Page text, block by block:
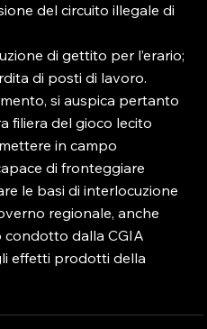
del circuito illegale di
di gettito per l’erario;
di posti di lavoro.
si auspica pertanto
filiera del gioco lecito
in campo
di fronteggiare
le basi di interlocuzione
regionale, anche
condotto dalla CGIA
effetti prodotti della